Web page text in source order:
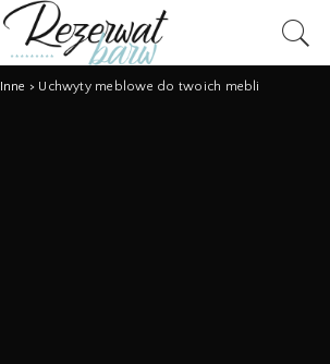
Inne > Uchwyty meblowe do twoich mebli